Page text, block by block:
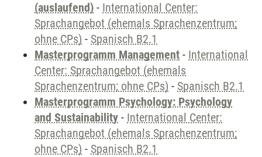
(auslaufend) - International Center:
Sprachangebot (ehemals Sprachenzentrum;
ohne CPs) - Spanisch B2.1
Masterprogramm Management - International
Center: Sprachangebot (ehemals
Sprachenzentrum; ohne CPs) - Spanisch B2.1
Masterprogramm Psychology: Psychology
and Sustainability - International Center:
Sprachangebot (ehemals Sprachenzentrum;
ohne CPs) - Spanisch B2.1